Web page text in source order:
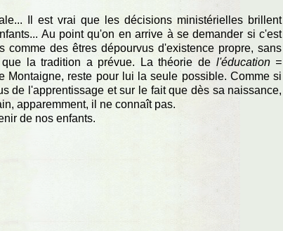
Il est vrai que les décisions ministérielles brillent
Au point qu'on en arrive à se demander si c'est
des êtres dépourvus d'existence propre, sans
la tradition a prévue. La théorie de l'éducation =
Montaigne, reste pour lui la seule possible. Comme si
de l'apprentissage et sur le fait que dès sa naissance,
apparemment, il ne connaît pas.
de nos enfants.